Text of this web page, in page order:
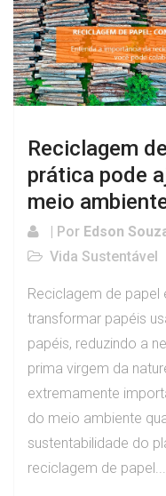
Reciclagem
prática pode
meio
| Por Edson
Vida Sustentável
Reciclagem de
transformar papéis
papéis, reduzindo a
prima virgem da
extremamente
do meio ambiente
sustentabilidade do
reciclagem de papel...